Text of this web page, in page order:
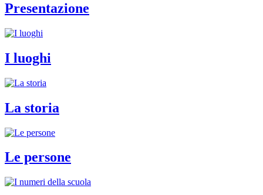
Presentazione
I luoghi
La storia
Le persone